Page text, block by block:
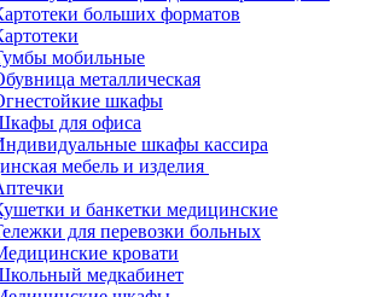
больших форматов
мобильные
металлическая
шкафы
для офиса
шкафы кассира
мебель и изделия
и банкетки медицинские
для перевозки больных
кровати
медкабинет